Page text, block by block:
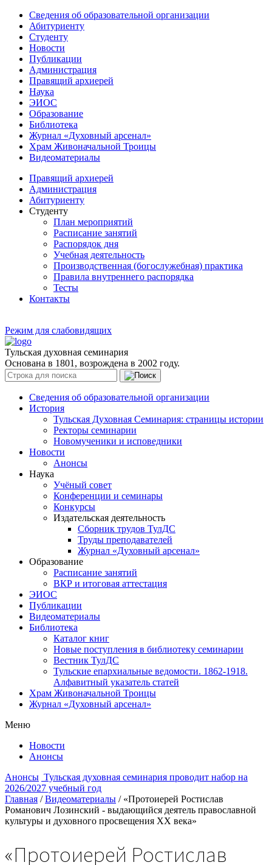
Сведения об образовательной организации
Абитуриенту
Студенту
Новости
Публикации
Администрация
Правящий архиерей
Наука
ЭИОС
Образование
Библиотека
Журнал «Духовный арсенал»
Храм Живоначальной Троицы
Видеоматериалы
Правящий архиерей
Администрация
Абитуриенту
Студенту
План мероприятий
Расписание занятий
Распорядок дня
Учебная деятельность
Производственная (богослужебная) практика
Правила внутреннего распорядка
Тесты
Контакты
Режим для слабовидящих
Тульская духовная семинария
Основана в 1801, возрождена в 2002 году.
Сведения об образовательной организации
История
Тульская Духовная Семинария: страницы истории
Ректоры семинарии
Новомученики и исповедники
Новости
Анонсы
Наука
Учёный совет
Конференции и семинары
Конкурсы
Издательская деятельность
Сборник трудов ТулДС
Труды преподавателей
Журнал «Духовный арсенал»
Образование
Расписание занятий
ВКР и итоговая аттестация
ЭИОС
Публикации
Видеоматериалы
Библиотека
Каталог книг
Новые поступления в библиотеку семинарии
Вестник ТулДС
Тульские епархиальные ведомости. 1862-1918.
Алфавитный указатель статей
Храм Живоначальной Троицы
Журнал «Духовный арсенал»
Меню
Новости
Анонсы
Анонсы Тульская духовная семинария проводит набор на
2026/2027 учебный год
Главная / Видеоматериалы / «Протоиерей Ростислав
Романович Лозинский - выдающийся деятель православной
культуры и духовного просвещения XX века»
«Протоиерей Ростислав